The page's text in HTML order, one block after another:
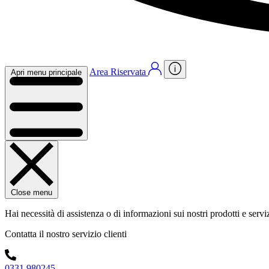
Apri menu principale Area Riservata
Close menu
Hai necessità di assistenza o di informazioni sui nostri prodotti e
Contatta il nostro servizio clienti